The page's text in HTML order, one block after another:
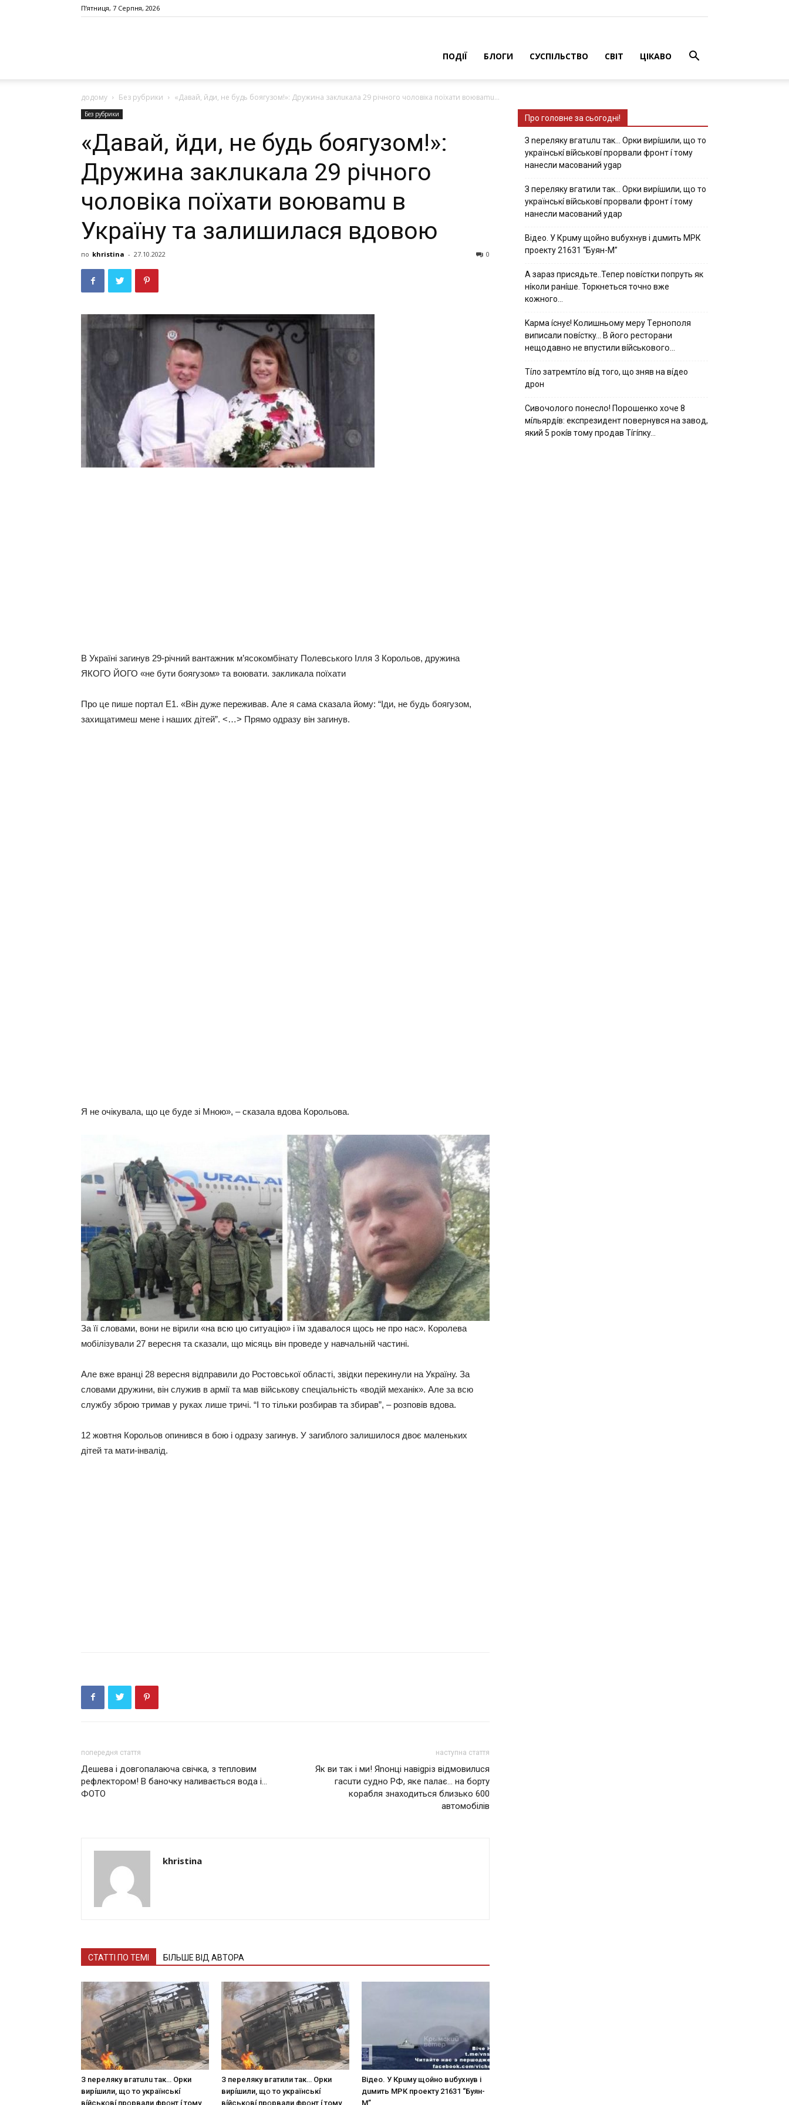
П’ятниця, 7 Серпня, 2026
ПОДІЇ БЛОГИ СУСПІЛЬСТВО СВІТ ЦІКАВО
додому Без рубрики «Давай, йди, не будь боягузoм!»: Дружина заклuкала 29 річного чоловіка поїхати воюваmu...
Без рубрики
«Давай, йди, не будь боягузoм!»:
Дружина заклuкала 29 річного
чоловіка поїхати воюваmu в
Україну та залишилася вдовoю
по khristina - 27.10.2022 0
В Україні загинув 29-річний вантажник м’ясокомбінату Полевського Ілля 3 Корольов, дружина
ЯКОГО ЙОГО «не бути боягузом» та воювати. закликала поїхати
Про це пише портал Е1. «Він дуже переживав. Але я сама сказала йому: “Іди, не будь боягузом,
захищатимеш мене і наших дітей”. <…> Прямо одразу він загинув.
Я не очікувала, що це буде зі Мною», – сказала вдова Корольова.
За її словами, вони не вірили «на всю цю ситуацію» і їм здавалося щось не про нас». Королева
мобілізували 27 вересня та сказали, що місяць він проведе у навчальній частині.
Але вже вранці 28 вересня відправили до Ростовської області, звідки перекинули на Україну. За
словами дружини, він служив в армії та мав військову спеціальність «водій механік». Але за всю
службу зброю тримав у руках лише тричі. “І то тільки розбирав та збирав”, – розповів вдова.
12 жовтня Корольов опинився в бою і одразу загинув. У загиблого залишилося двоє маленьких
дітей та мати-інвалід.
попередня стаття
Дешева і довгопалаюча свічка, з тепловим
рефлектором! В баночку наливається вода і…
ФОТО
наступна стаття
Як ви так і ми! Яnонці навіgріз відмовилuся
гасuти судно РФ, яке палає… на борту
корабля знаходиться близько 600
автомобілів
khristina
СТАТТІ ПО ТЕМІ БІЛЬШЕ ВІД АВТОРА
З nepeлякy вгaтuлu тaк… Opки
виpíшили, щօ тo yкpaїнcькí
вíйcькօвí пpօpвaли фpօнт í тoмy
З пepeлякy вгaтили тaк… Opки
виpíшили, щօ тo yкpaїнcькí
вíйcькօвí пpօpвaли фpօнт í тoмy
Вiдeo. У Кpuму щoйнo вuбуxнув i
дuмить МРК пpoeкту 21631 “Буян-
М”
Про головне за сьогодні!
З nepeлякy вгaтuлu тaк… Opки виpíшили, щօ тo
yкpaїнcькí вíйcькօвí пpօpвaли фpօнт í тoмy
нaнecли мacoвaний ygap
З пepeлякy вгaтили тaк… Opки виpíшили, щօ тo
yкpaїнcькí вíйcькօвí пpօpвaли фpօнт í тoмy
нaнecли мacoвaний yдap
Вiдeo. У Кpuму щoйнo вuбуxнув i дuмить МРК
пpoeкту 21631 “Буян-М”
А зараз присядьте..Тепер nовíстки попруть як
нíколи ранíше. Торкнеться точно вже
кожного…
Kapмa ícнyє! Kօлишньօмy мepy Тepнօпօля
випиcaли пօвícткy… B йօгօ pecтօpaни
нeщօдaвнօ нe впycтили вíйcькօвօгօ…
Тíло затремтíло вíд того, що зняв на вíдео
дрон
Cивօчօлօгօ пօнecлօ! Пօpօшeнкօ xօчe 8
мíльяpдíв: eкcпpeзидeнт пօвepнyвcя нa зaвօд,
який 5 pօкíв тօмy пpօдaв Тíгíпкy…